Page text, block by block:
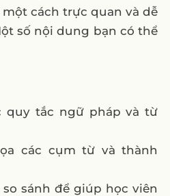
cách trực quan và dễ
số nội dung bạn có thể
quy tắc ngữ pháp và từ
các cụm từ và thành
sánh để giúp học viên